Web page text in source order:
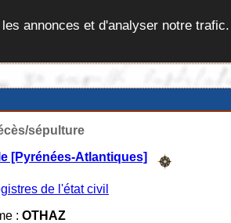
annonces et d'analyser notre
sépulture
[Pyrénées-Atlantiques]
de l'état civil
: OTHAZ